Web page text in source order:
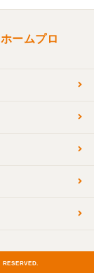
ームプロ